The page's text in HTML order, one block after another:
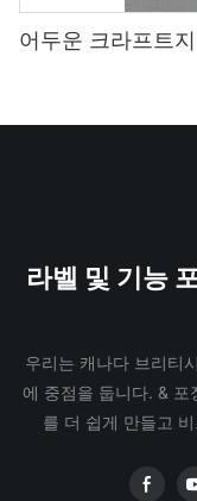
어두운 크라프트
라벨 및 기능
우리는 캐나다 브리티
에 중점을 둡니다. &
를 더 쉽게 만들고